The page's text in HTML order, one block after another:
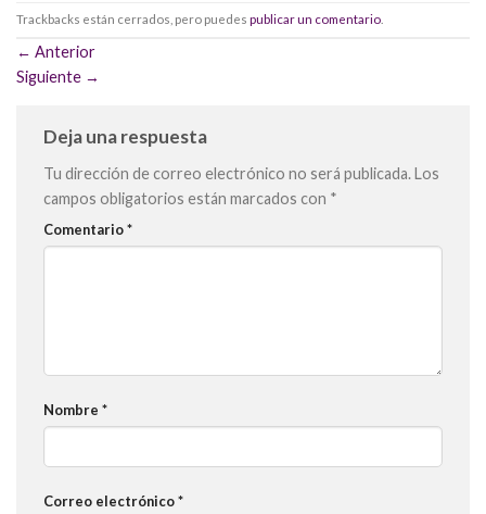
Trackbacks están cerrados, pero puedes publicar un comentario
← Anterior
Siguiente →
Deja una respuesta
Tu dirección de correo electrónico no será publicada.Los
campos obligatorios están marcados con *
Comentario*
Nombre *
Correo electrónico*